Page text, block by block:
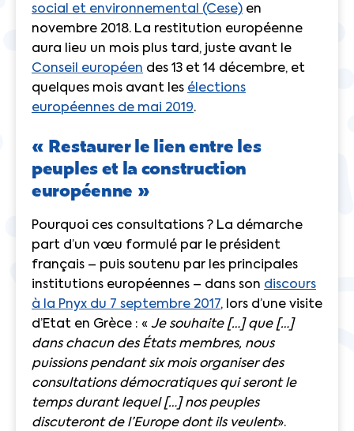
social et environnemental (Cese) en
novembre 2018. La restitution européenne
aura lieu un mois plus tard, juste avant le
Conseil européen des 13 et 14 décembre, et
quelques mois avant les élections
européennes de mai 2019.
« Restaurer le lien entre les
peuples et la construction
européenne »
Pourquoi ces consultations ? La démarche
part d’un vœu formulé par le président
français – puis soutenu par les principales
institutions européennes – dans son discours
à la Pnyx du 7 septembre 2017, lors d’une visite
d’Etat en Grèce : « Je souhaite […] que […]
dans chacun des États membres, nous
puissions pendant six mois organiser des
consultations démocratiques qui seront le
temps durant lequel […] nos peuples
discuteront de l’Europe dont ils veulent».